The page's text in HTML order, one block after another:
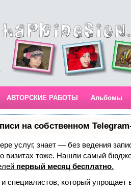
АВТОРСКИЕ РАБОТЫ Альбомы
на собственном
услуг, знает — без ведения
о визитах тоже. Нашли самый
первый месяц бесплатно.
специалистов, который упрощает